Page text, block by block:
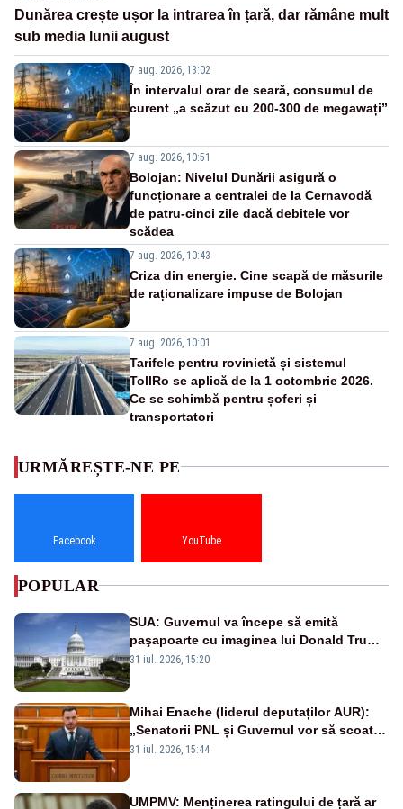
Dunărea crește ușor la intrarea în țară, dar rămâne mult
sub media lunii august
7 aug. 2026, 13:02
În intervalul orar de seară, consumul de
curent „a scăzut cu 200-300 de megawați”
7 aug. 2026, 10:51
Bolojan: Nivelul Dunării asigură o
funcționare a centralei de la Cernavodă
de patru-cinci zile dacă debitele vor
scădea
7 aug. 2026, 10:43
Criza din energie. Cine scapă de măsurile
de raționalizare impuse de Bolojan
7 aug. 2026, 10:01
Tarifele pentru rovinietă și sistemul
TollRo se aplică de la 1 octombrie 2026.
Ce se schimbă pentru șoferi și
transportatori
URMĂREȘTE-NE PE
Facebook YouTube
POPULAR
SUA: Guvernul va începe să emită
paşapoarte cu imaginea lui Donald Trump
începând cu 8 august
31 iul. 2026, 15:20
Mihai Enache (liderul deputaților AUR):
„Senatorii PNL și Guvernul vor să scoată
la vânzare bunuri publice pentru a stinge
31 iul. 2026, 15:44
UMPMV: Menținerea ratingului de țară ar